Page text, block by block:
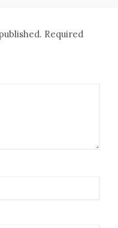
Required